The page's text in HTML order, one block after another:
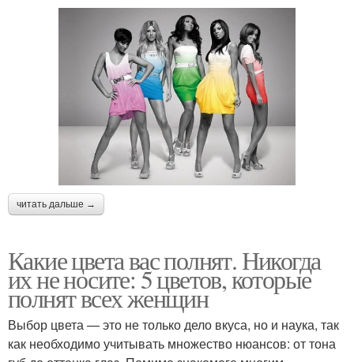
читать дальше →
Какие цвета вас полнят. Никогда
их не носите: 5 цветов, которые
полнят всех женщин
Выбор цвета — это не только дело вкуса, но и наука, так
как необходимо учитывать множество нюансов: от тона